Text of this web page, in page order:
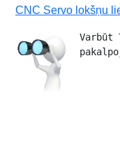
CNC Servo lokšņu
Varbūt